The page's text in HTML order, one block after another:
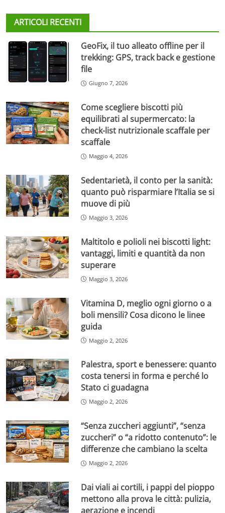
ARTICOLI RECENTI
GeoFix, il tuo alleato offline per il
trekking: GPS, track back e gestione
file
Giugno 7, 2026
Come scegliere biscotti più
equilibrati al supermercato: la
check-list nutrizionale scaffale per
scaffale
Maggio 4, 2026
Sedentarietà, il conto per la sanità:
quanto può risparmiare l’Italia se si
muove di più
Maggio 3, 2026
Maltitolo e polioli nei biscotti light:
vantaggi, limiti e quantità da non
superare
Maggio 3, 2026
Vitamina D, meglio ogni giorno o a
boli mensili? Cosa dicono le linee
guida
Maggio 2, 2026
Palestra, sport e benessere: quanto
costa tenersi in forma e perché lo
Stato ci guadagna
Maggio 2, 2026
“Senza zuccheri aggiunti”, “senza
zuccheri” o “a ridotto contenuto”: le
differenze che cambiano la scelta
Maggio 2, 2026
Dai viali ai cortili, i pappi del pioppo
mettono alla prova le città: pulizia,
aerazione e incendi